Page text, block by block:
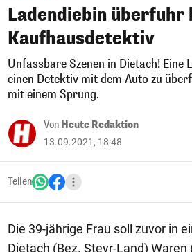
Ladendiebin überfuhr
Kaufhausdetektiv
Unfassbare Szenen in Dietach! Eine
einen Detektiv mit dem Auto zu
mit einem Sprung.
Von Heute Redaktion
13.09.2021, 18:48
Teilen
Die 39-jährige Frau soll zuvor in
Dietach (Bez. Steyr-Land)